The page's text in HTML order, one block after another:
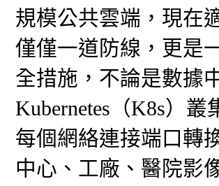
規模公共雲端，現在
僅僅一道防線，更是
全措施，不論是數據
Kubernetes（K8s）
每個網絡連接端口轉
中心、工廠、醫院影